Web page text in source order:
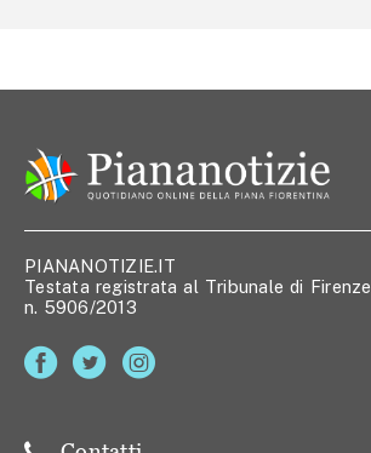
PIANANOTIZIE.IT
Testata registrata al Tribunale di Firenze,
n. 5906/2013